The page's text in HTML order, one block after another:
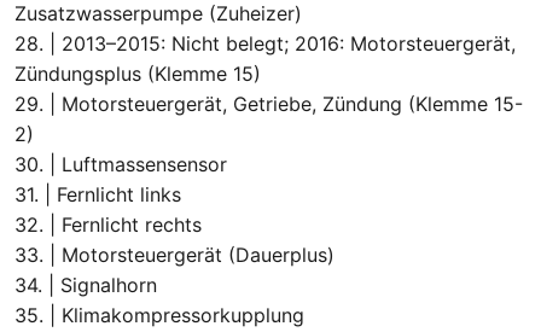
Zusatzwasserpumpe (Zuheizer)
28. | 2013–2015: Nicht belegt; 2016: Motorsteuergerät,
Zündungsplus (Klemme 15)
29. | Motorsteuergerät, Getriebe, Zündung (Klemme 15-
2)
30. | Luftmassensensor
31. | Fernlicht links
32. | Fernlicht rechts
33. | Motorsteuergerät (Dauerplus)
34. | Signalhorn
35. | Klimakompressorkupplung